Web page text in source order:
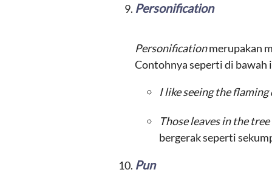
Personification
Personificationmerupakan
Contohnya seperti di bawah
I like seeing the
Those leaves in the
bergerak seperti
Pun